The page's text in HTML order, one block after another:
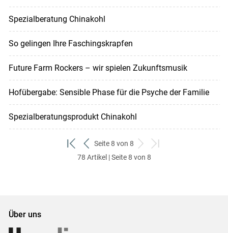
Spezialberatung Chinakohl
So gelingen Ihre Faschingskrapfen
Future Farm Rockers – wir spielen Zukunftsmusik
Hofübergabe: Sensible Phase für die Psyche der Familie
Spezialberatungsprodukt Chinakohl
zum
ersten
zurück
zum
Seite 8 von 8
weiter
zum
zum
78 Artikel | Seite 8 von 8
Über uns